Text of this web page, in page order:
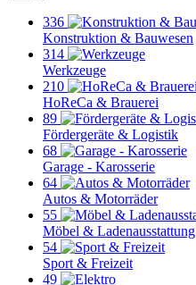
336
Konstruktion & Bauwesen
314
Werkzeuge
210
HoReCa & Brauerei
89
Fördergeräte & Logistik
68
Garage - Karosserie
64
Autos & Motorräder
55
Möbel & Ladenausstattung
54
Sport & Freizeit
49